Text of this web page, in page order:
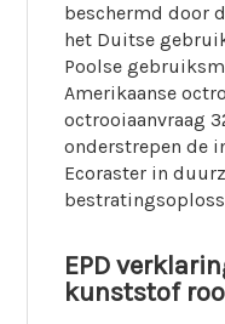
beschermd door
het Duitse
Poolse
Amerikaanse
octrooiaanvraag
onderstrepen de
Ecoraster in
EPD
kunststof